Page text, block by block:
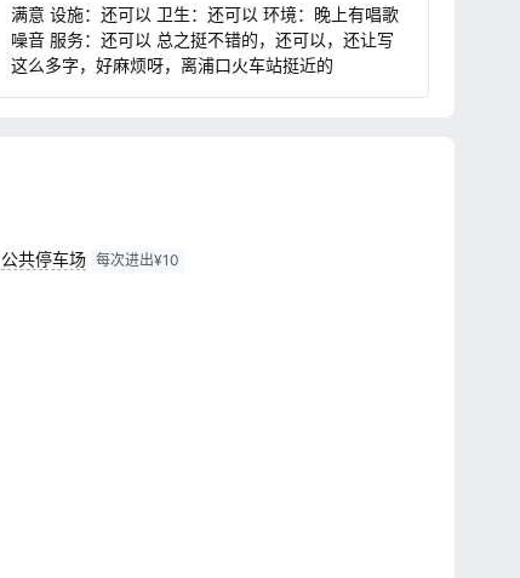
装修。而且就算有装修，能不能在显眼的地方提示一
下啊，表达一下歉意什么的，你们建酒店不是给客人
提供安静舒适的休息环境的吗，这一点都做不到。。
2026第一天就这么被吵醒了。。。还有，你们洗手池
满意 设施：还可以 卫生：还可以 环境：晚上有唱歌
噪音 服务：还可以 总之挺不错的，还可以，还让写
这么多字，好麻烦呀，离浦口火车站挺近的
公共停车场 每次进出¥10